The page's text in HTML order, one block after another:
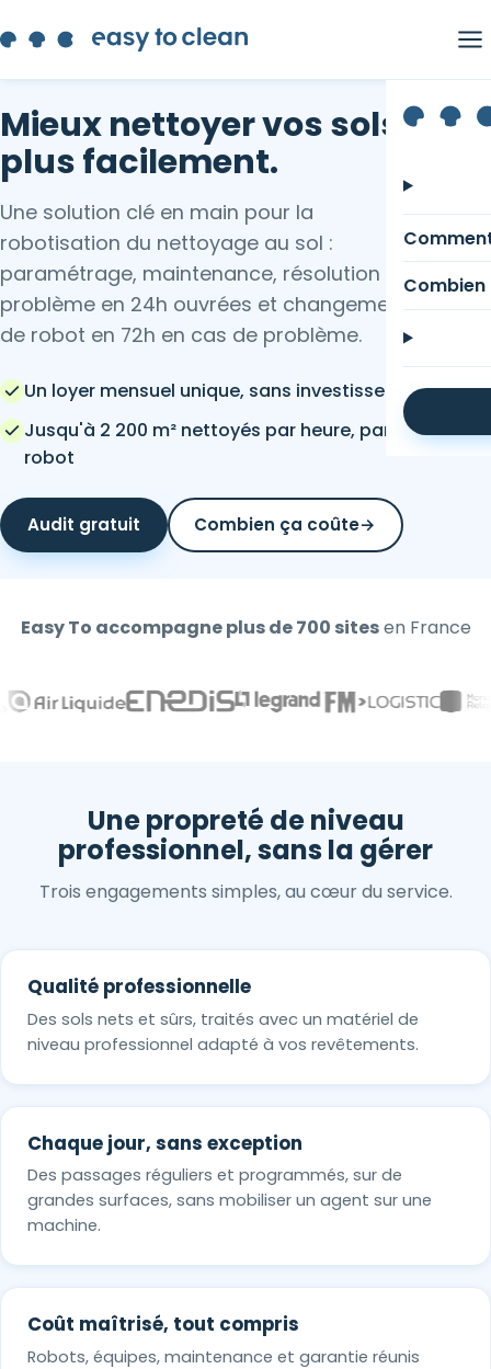
Mieux nettoyer vos sols,
plus facilement.
Une solution clé en main pour la
robotisation du nettoyage au sol :
paramétrage, maintenance, résolution de
problème en 24h ouvrées et changement
de robot en 72h en cas de problème.
Un loyer mensuel unique, sans investissement initial
Jusqu'à 2 200 m² nettoyés par heure, par un seul
robot
Audit gratuit Combien ça coûte→
Easy To accompagne plus de700 sitesen France
Une propreté de niveau
professionnel, sans la gérer
Trois engagements simples, au cœur du service.
Qualité professionnelle
Des sols nets et sûrs, traités avec un matériel de
niveau professionnel adapté à vos revêtements.
Chaque jour, sans exception
Des passages réguliers et programmés, sur de
grandes surfaces, sans mobiliser un agent sur une
machine.
Coût maîtrisé, tout compris
Robots, équipes, maintenance et garantie réunis